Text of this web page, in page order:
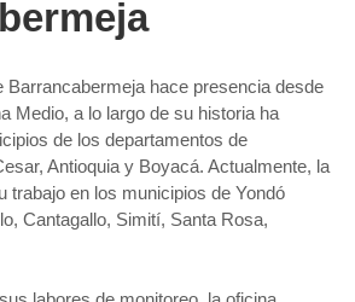
Barrancabermeja hace presencia desde
Medio, a lo largo de su historia ha
de los departamentos de
Antioquia y Boyacá. Actualmente, la
trabajo en los municipios de Yondó
Cantagallo, Simití, Santa Rosa,